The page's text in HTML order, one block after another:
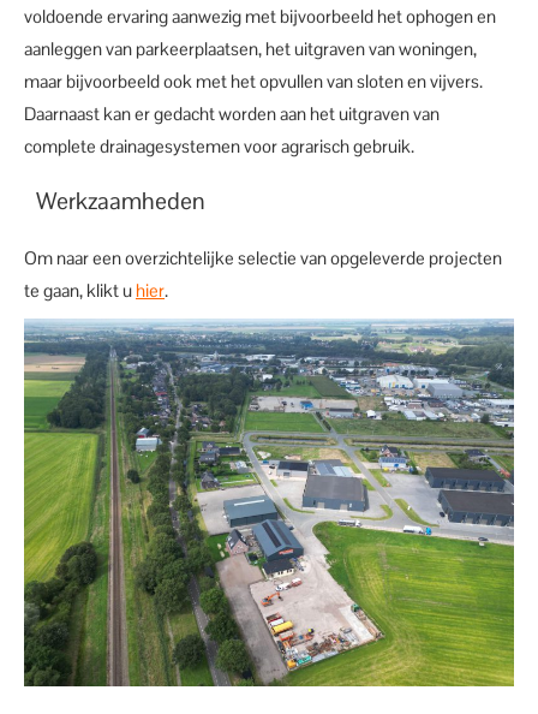
voldoende ervaring aanwezig met bijvoorbeeld het ophogen en
aanleggen van parkeerplaatsen, het uitgraven van woningen,
maar bijvoorbeeld ook met het opvullen van sloten en vijvers.
Daarnaast kan er gedacht worden aan het uitgraven van
complete drainagesystemen voor agrarisch gebruik.
Werkzaamheden
Om naar een overzichtelijke selectie van opgeleverde projecten
te gaan, klikt u hier.